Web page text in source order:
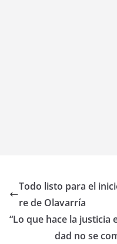
Todo listo para el
re de Olavarría
“Lo que hace la justicia
dad no se